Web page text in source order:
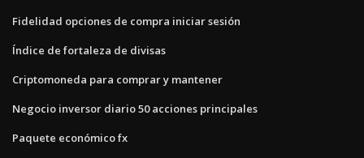
Fidelidad opciones de compra iniciar sesión
Índice de fortaleza de divisas
Criptomoneda para comprar y mantener
Negocio inversor diario 50 acciones principales
Paquete económico fx